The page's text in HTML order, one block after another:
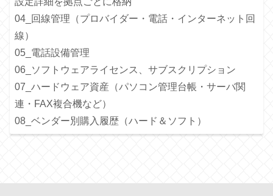
04_回線管理（プロバイダー・電話・インターネット回
線）
05_電話設備管理
06_ソフトウェアライセンス、サブスクリプション
07_ハードウェア資産（パソコン管理台帳・サーバ関
連・FAX複合機など）
08_ベンダー別購入履歴（ハード＆ソフト）